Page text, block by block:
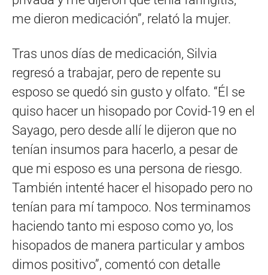
me dieron medicación”, relató la mujer.
Tras unos días de medicación, Silvia
regresó a trabajar, pero de repente su
esposo se quedó sin gusto y olfato. “Él se
quiso hacer un hisopado por Covid-19 en el
Sayago, pero desde allí le dijeron que no
tenían insumos para hacerlo, a pesar de
que mi esposo es una persona de riesgo.
También intenté hacer el hisopado pero no
tenían para mí tampoco. Nos terminamos
haciendo tanto mi esposo como yo, los
hisopados de manera particular y ambos
dimos positivo”, comentó con detalle